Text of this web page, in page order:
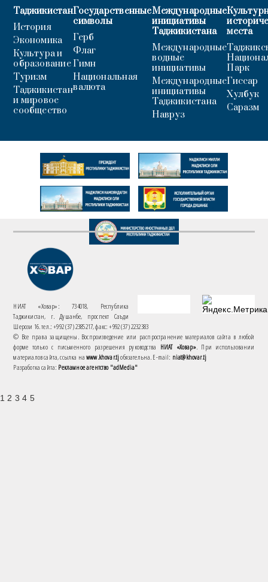
Таджикистан
История
Экономика
Культура и
образование
Туризм
Таджикистан
и мировое
сообщество
Государственные
символы
Герб
Флаг
Гимн
Национальная
валюта
Международные
инициативы
Таджикистана
Международные
водные
инициативы
Международные
инициативы
Таджикистана
Навруз
места
Парк
Гиссар
Хулбук
Саразм
НИАТ «Ховар»: 734018, Республика
Таджикистан, г. Душанбе, проспект Саъди
Шерози 16. тел.: +992 (37) 2385217, факс: +992 (37) 2232383
© Все права защищены. Воспроизведение или распространение материалов сайта в любой
форме только с письменного разрешения руководства НИАТ «Ховар». При использовании
материалов сайта, ссылка наwww.khovar.tjобязательна. E-mail: niat@khovar.tj
Разработка сайта: Рекламное агентство "adMedia"
1 2 3 4 5